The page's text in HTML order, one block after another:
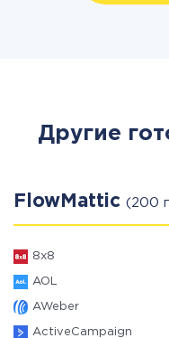
Другие
FlowMattic (200
8x8
AOL
AWeber
ActiveCampaign